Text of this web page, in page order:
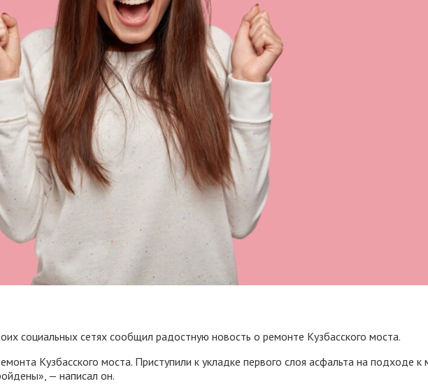
социальных сетях сообщил радостную новость о ремонте Кузбасского моста.
Кузбасского моста. Приступили к укладке первого слоя асфальта на подходе
— написал он.